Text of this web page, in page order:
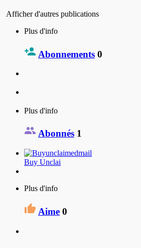
Afficher d'autres publications
Plus d'info
Abonnements 0
Plus d'info
Abonnés 1
Buy Unclai
Plus d'info
Aime 0